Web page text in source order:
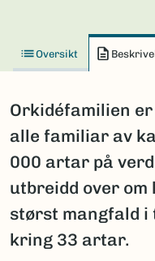
Oversikt
Orkidéfamilien
alle familiar av
000 artar på
utbreidd over om
størst mangfald i
kring 33 artar.